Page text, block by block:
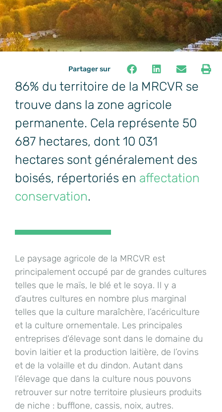
Partager sur
86% du territoire de la MRCVR se
trouve dans la zone agricole
permanente. Cela représente 50
687 hectares, dont 10 031
hectares sont généralement des
boisés, répertoriés en affectation
conservation.
Le paysage agricole de la MRCVR est
principalement occupé par de grandes cultures
telles que le maïs, le blé et le soya. Il y a
d’autres cultures en nombre plus marginal
telles que la culture maraîchère, l’acériculture
et la culture ornementale. Les principales
entreprises d’élevage sont dans le domaine du
bovin laitier et la production laitière, de l’ovins
et de la volaille et du dindon. Autant dans
l’élevage que dans la culture nous pouvons
retrouver sur notre territoire plusieurs produits
de niche : bufflone, cassis, noix, autres.